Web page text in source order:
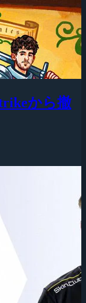
から撤